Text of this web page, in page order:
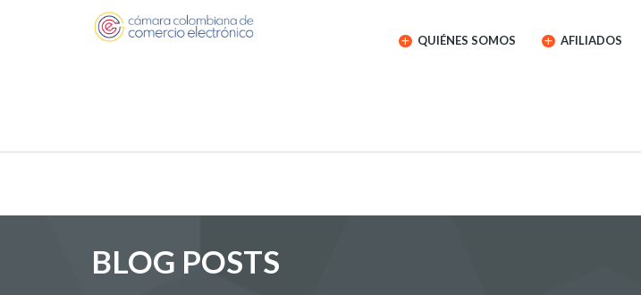
QUIÉNES SOMOS AFILIADOS
BLOG POSTS